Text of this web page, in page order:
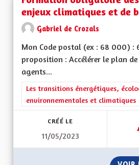
enjeux climatiques et de
Gabriel de Crozals
Mon Code postal (ex : 68 000) :
proposition : Accélérer le plan
agents...
Filtrer les résultats de la
Les transitions énergétiques,
environnementales et climatiques
CRÉÉ LE
11/05/2023